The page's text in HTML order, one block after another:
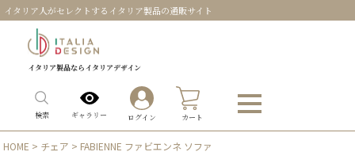
イタリア人がセレクトするイタリア製品の通販サイト
イタリア製品ならイタリアデザイン
検索 ギャラリー ログイン カート
HOME > チェア > FABIENNE ファビエンネ ソファ